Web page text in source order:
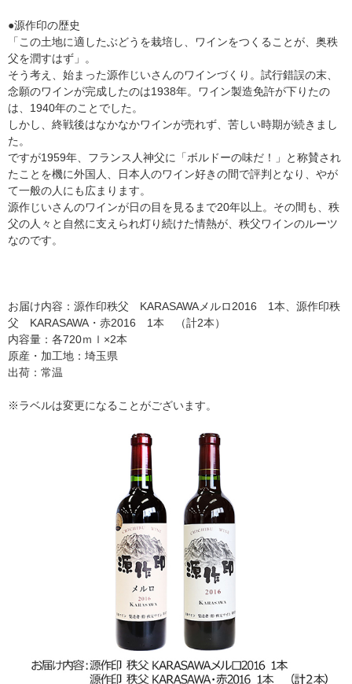
●源作印の歴史
「この土地に適したぶどうを栽培し、ワインをつくることが、奥秩
父を潤すはず」。
そう考え、始まった源作じいさんのワインづくり。試行錯誤の末、
念願のワインが完成したのは1938年。ワイン製造免許が下りたの
は、1940年のことでした。
しかし、終戦後はなかなかワインが売れず、苦しい時期が続きまし
た。
ですが1959年、フランス人神父に「ボルドーの味だ！」と称賛され
たことを機に外国人、日本人のワイン好きの間で評判となり、やが
て一般の人にも広まります。
源作じいさんのワインが日の目を見るまで20年以上。その間も、秩
父の人々と自然に支えられ灯り続けた情熱が、秩父ワインのルーツ
なのです。
お届け内容：源作印秩父 KARASAWAメルロ2016 1本、源作印秩
父 KARASAWA・赤2016 1本 （計2本）
内容量：各720ｍｌ×2本
原産・加工地：埼玉県
出荷：常温
※ラベルは変更になることがございます。